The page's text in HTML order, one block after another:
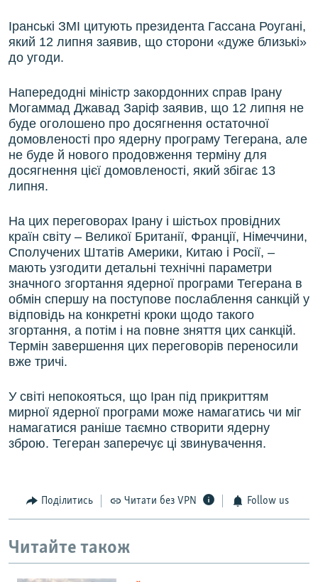
Іранські ЗМІ цитують президента Гассана Роугані,
який 12 липня заявив, що сторони «дуже близькі»
до угоди.
Напередодні міністр закордонних справ Ірану
Могаммад Джавад Заріф заявив, що 12 липня не
буде оголошено про досягнення остаточної
домовленості про ядерну програму Тегерана, але
не буде й нового продовження терміну для
досягнення цієї домовленості, який збігає 13
липня.
На цих переговорах Ірану і шістьох провідних
країн світу – Великої Британії, Франції, Німеччини,
Сполучених Штатів Америки, Китаю і Росії, –
мають узгодити детальні технічні параметри
значного згортання ядерної програми Тегерана в
обмін спершу на поступове послаблення санкцій у
відповідь на конкретні кроки щодо такого
згортання, а потім і на повне зняття цих санкцій.
Термін завершення цих переговорів переносили
вже тричі.
У світі непокояться, що Іран під прикриттям
мирної ядерної програми може намагатись чи міг
намагатися раніше таємно створити ядерну
зброю. Тегеран заперечує ці звинувачення.
Поділитись Читати без VPN Follow us
Читайте також